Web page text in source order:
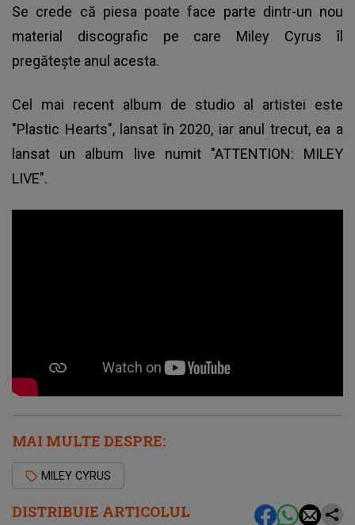
DISTRIBUIE ARTICOLUL
Se crede că piesa poate face parte dintr-un nou
material discografic pe care Miley Cyrus îl
pregătește anul acesta.
Cel mai recent album de studio al artistei este
"Plastic Hearts", lansat în 2020, iar anul trecut, ea a
lansat un album live numit "ATTENTION: MILEY
LIVE".
MAI MULTE DESPRE:
MILEY CYRUS